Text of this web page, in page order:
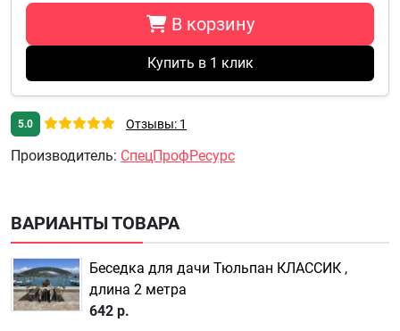
В корзину
Купить в 1 клик
5.0 Отзывы: 1
Производитель: СпецПрофРесурс
ВАРИАНТЫ ТОВАРА
Беседка для дачи Тюльпан КЛАССИК ,
длина 2 метра
642 р.